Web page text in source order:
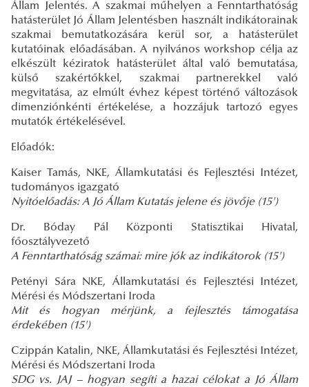
Állam Jelentés. A szakmai műhelyen a Fenntarthatóság
hatásterület Jó Állam Jelentésben használt indikátorainak
szakmai bemutatkozására kerül sor, a hatásterület
kutatóinak előadásában. A nyilvános workshop célja az
elkészült kéziratok hatásterület által való bemutatása,
külső szakértőkkel, szakmai partnerekkel való
megvitatása, az elmúlt évhez képest történő változások
dimenziónkénti értékelése, a hozzájuk tartozó egyes
mutatók értékelésével.
Előadók:
Kaiser Tamás, NKE, Államkutatási és Fejlesztési Intézet,
tudományos igazgató
Nyitóelőadás: A Jó Állam Kutatás jelene és jövője (15')
Dr. Bóday Pál Központi Statisztikai Hivatal,
főosztályvezető
A Fenntarthatóság számai: mire jók az indikátorok (15')
Petényi Sára NKE, Államkutatási és Fejlesztési Intézet,
Mérési és Módszertani Iroda
Mit és hogyan mérjünk, a fejlesztés támogatása
érdekében (15')
Czippán Katalin, NKE, Államkutatási és Fejlesztési Intézet,
Mérési és Módszertani Iroda
SDG vs. JAJ – hogyan segíti a hazai célokat a Jó Állam